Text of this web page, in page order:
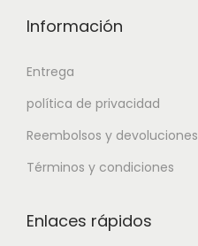
Información
Entrega
política de privacidad
Reembolsos y devoluciones
Términos y condiciones
Enlaces rápidos